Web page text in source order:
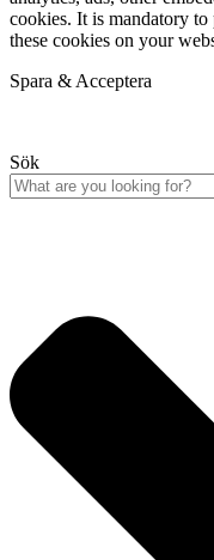
cookies. It is mandatory
these cookies on your
Spara & Acceptera
Sök